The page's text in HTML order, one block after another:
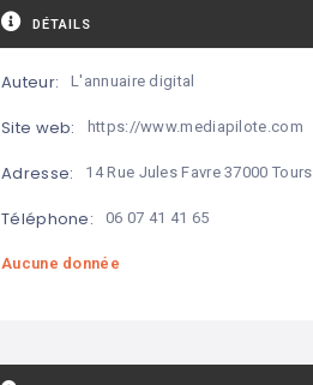
DÉTAILS
Auteur: L'annuaire digital
Site web: https://www.mediapilote.com
Adresse: 14 Rue Jules Favre 37000 Tours
Téléphone: 06 07 41 41 65
Aucune donnée